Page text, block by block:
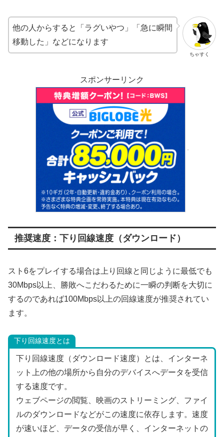
ちゃすく
他の人からすると「ラグいやつ」「急に瞬間
移動した」などになります
スポンサーリンク
推奨速度：下り回線速度（ダウンロード）
スト6をプレイする場合は上り回線と同じように最低でも
30Mbps以上、勝敗へこだわるために一瞬の判断を大切に
するのであれば100Mbps以上の回線速度が推奨されてい
ます。
下り回線速度とは
下り回線速度（ダウンロード速度）とは、インターネ
ット上の他の場所から自分のデバイスへデータを受信
する速度です。
ウェブページの閲覧、映画のストリーミング、ファイ
ルのダウンロードなどがこの速度に依存します。速度
が速いほど、データの受信が早く、インターネットの